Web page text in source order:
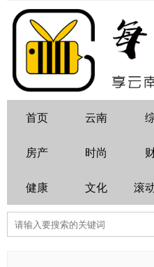
首页 云南
房产 时尚
健康 文化 滚